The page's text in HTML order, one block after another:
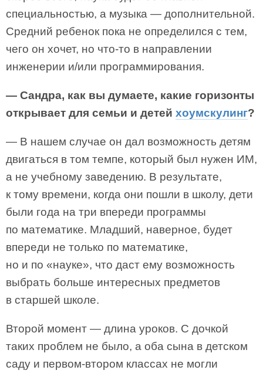
специальностью, а музыка — дополнительной.
Средний ребенок пока не определился с тем,
чего он хочет, но что-то в направлении
инженерии и/или программирования.
— Сандра, как вы думаете, какие горизонты
открывает для семьи и детей хоумскулинг?
— В нашем случае он дал возможность детям
двигаться в том темпе, который был нужен ИМ,
а не учебному заведению. В результате,
к тому времени, когда они пошли в школу, дети
были года на три впереди программы
по математике. Младший, наверное, будет
впереди не только по математике,
но и по «науке», что даст ему возможность
выбрать больше интересных предметов
в старшей школе.
Второй момент — длина уроков. С дочкой
таких проблем не было, а оба сына в детском
саду и первом-втором классах не могли